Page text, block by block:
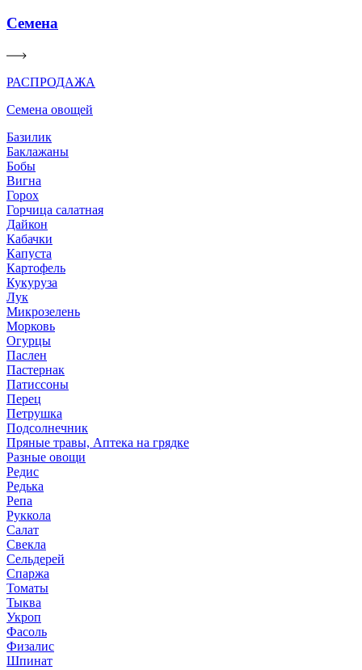
Семена
РАСПРОДАЖА
Семена овощей
Базилик
Баклажаны
Бобы
Вигна
Горох
Горчица салатная
Дайкон
Кабачки
Капуста
Картофель
Кукуруза
Лук
Микрозелень
Морковь
Огурцы
Паслен
Пастернак
Патиссоны
Перец
Петрушка
Подсолнечник
Пряные травы, Аптека на грядке
Разные овощи
Редис
Редька
Репа
Руккола
Салат
Свекла
Сельдерей
Спаржа
Томаты
Тыква
Укроп
Фасоль
Физалис
Шпинат